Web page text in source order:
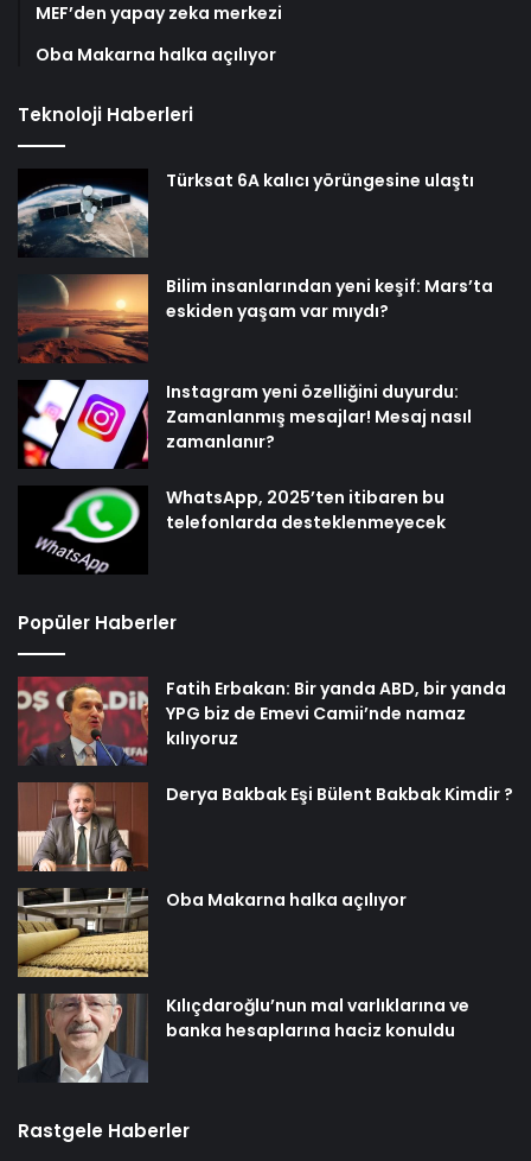
MEF’den yapay zeka merkezi
Oba Makarna halka açılıyor
Teknoloji Haberleri
Türksat 6A kalıcı yörüngesine ulaştı
Bilim insanlarından yeni keşif: Mars’ta
eskiden yaşam var mıydı?
Instagram yeni özelliğini duyurdu:
Zamanlanmış mesajlar! Mesaj nasıl
zamanlanır?
WhatsApp, 2025’ten itibaren bu
telefonlarda desteklenmeyecek
Popüler Haberler
Fatih Erbakan: Bir yanda ABD, bir yanda
YPG biz de Emevi Camii’nde namaz
kılıyoruz
Derya Bakbak Eşi Bülent Bakbak Kimdir ?
Oba Makarna halka açılıyor
Kılıçdaroğlu’nun mal varlıklarına ve
banka hesaplarına haciz konuldu
Rastgele Haberler